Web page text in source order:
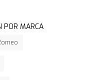
POR MARCA